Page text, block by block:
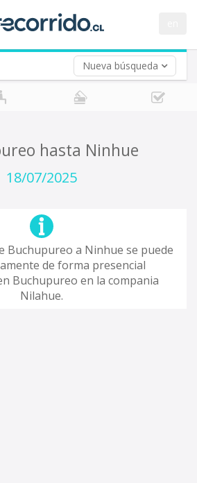
Nueva búsqueda
hasta Ninhue
18/07/2025
Buchupureo a Ninhue se puede
de forma presencial
Buchupureo en la compania
Nilahue.